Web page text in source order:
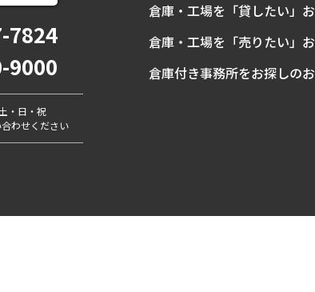
7824
9000
土・日・祝
わせください
倉庫・工場を「貸したい」
倉庫・工場を「売りたい」
倉庫付き事務所をお探しの